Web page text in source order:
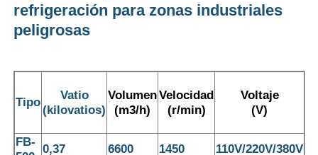
Inicio
Productos
refrigeración para zonas industriales
peligrosas
Tipo
Vatio
(kilovatios)
Volumen
(m3/h)
Velocidad
(r/min)
Voltaje
(V)
FB-
0,37 6600 1450 110V/220V/380V